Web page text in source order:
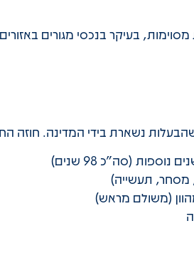
בעיקר בנכסי מגורים באזורים
נשארת בידי המדינה. חוזה
מסחר, תעשייה)
(משולם מראש)